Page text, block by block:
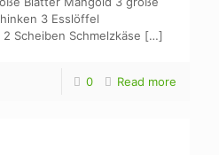
3 Esslöffel
Scheiben Schmelzkäse […]
0 Read more